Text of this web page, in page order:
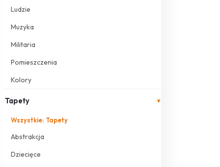
Ludzie
Muzyka
Militaria
Pomieszczenia
Kolory
Tapety ▾
Wszystkie: Tapety
Abstrakcja
Dziecięce